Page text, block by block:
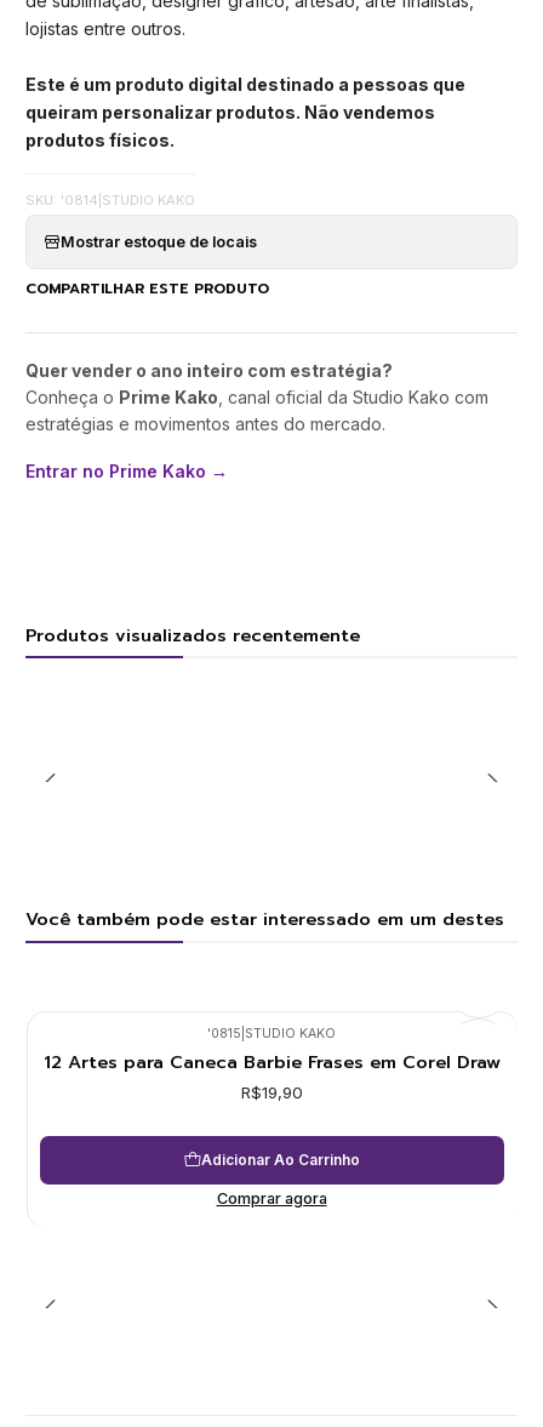
lojistas entre outros.
Este é um produto digital destinado a pessoas que
queiram personalizar produtos. Não vendemos
produtos físicos.
SKU: '0814 STUDIO KAKO
Mostrar estoque de locais
COMPARTILHAR ESTE PRODUTO
Quer vender o ano inteiro com estratégia?
Conheça o Prime Kako , canal oficial da Studio Kako com
estratégias e movimentos antes do mercado.
Entrar no Prime Kako →
Produtos visualizados recentemente
Você também pode estar interessado em um destes
'0815 STUDIO KAKO
12 Artes para Caneca Barbie Frases em Corel Draw
R$19,90
Adicionar Ao Carrinho
Comprar agora